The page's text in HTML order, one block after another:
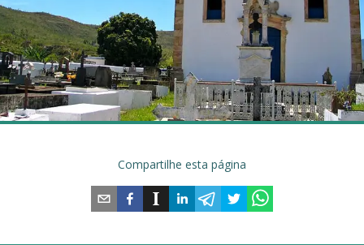
Compartilhe esta página